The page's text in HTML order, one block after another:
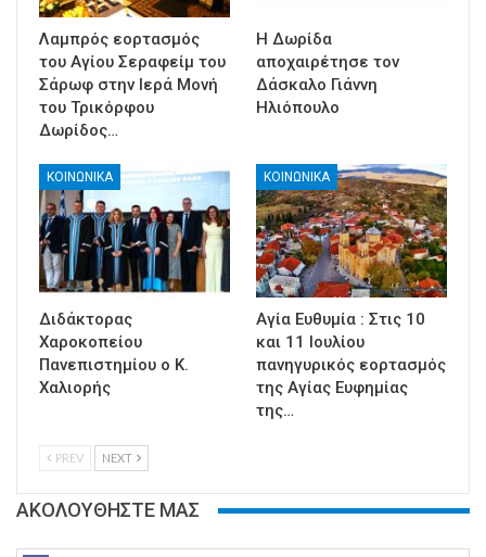
Λαμπρός εορτασμός
του Αγίου Σεραφείμ του
Σάρωφ στην Ιερά Μονή
του Τρικόρφου
Δωρίδος…
Η Δωρίδα
αποχαιρέτησε τον
Δάσκαλο Γιάννη
Ηλιόπουλο
ΚΟΙΝΩΝΙΚΑ
Διδάκτορας
Χαροκοπείου
Πανεπιστημίου ο Κ.
Χαλιορής
ΚΟΙΝΩΝΙΚΑ
Αγία Ευθυμία : Στις 10
και 11 Ιουλίου
πανηγυρικός εορτασμός
της Αγίας Ευφημίας
της…
PREV NEXT
ΑΚΟΛΟΥΘΗΣΤΕ ΜΑΣ